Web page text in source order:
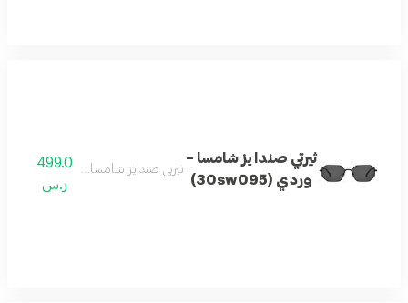
ثيرتي صندايز شامسا –
وردي (30sw095)
ثيرتي صندايز شامسا – وردي (30sw095)
499.0
ر.س